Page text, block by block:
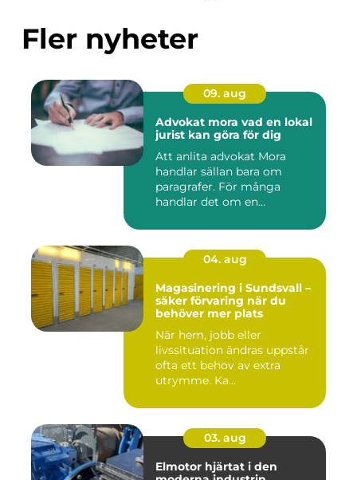
Fler nyheter
09. aug
Advokat mora vad en lokal
jurist kan göra för dig
Att anlita advokat Mora
handlar sällan bara om
paragrafer. För många
handlar det om en
04. aug
Magasinering i Sundsvall –
säker förvaring när du
behöver mer plats
När hem, jobb eller
livssituation ändras uppstår
ofta ett behov av extra
utrymme. Ka...
03. aug
Elmotor hjärtat i den